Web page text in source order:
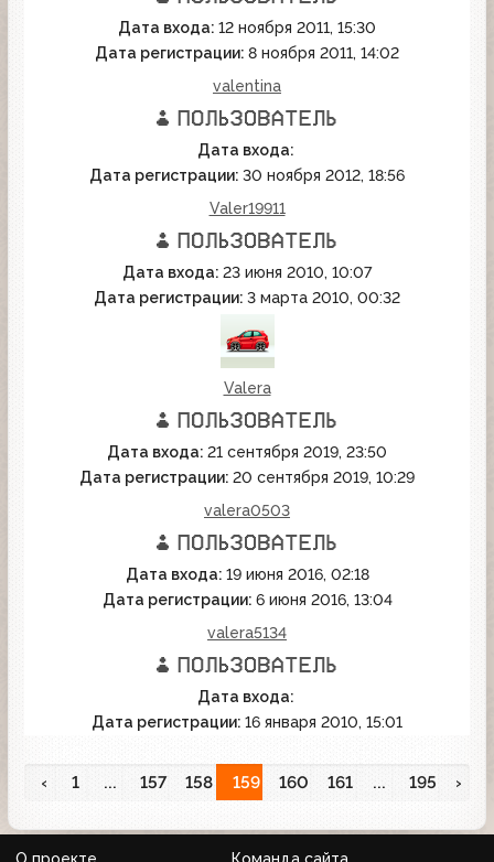
Дата входа: 12 ноября 2011, 15:30
Дата регистрации: 8 ноября 2011, 14:02
valentina
Дата входа:
Дата регистрации: 30 ноября 2012, 18:56
Valer19911
Дата входа: 23 июня 2010, 10:07
Дата регистрации: 3 марта 2010, 00:32
Valera
Дата входа: 21 сентября 2019, 23:50
Дата регистрации: 20 сентября 2019, 10:29
valera0503
Дата входа: 19 июня 2016, 02:18
Дата регистрации: 6 июня 2016, 13:04
valera5134
Дата входа:
Дата регистрации: 16 января 2010, 15:01
‹ 1 ... 157 158 159 160 161 ... 195 ›